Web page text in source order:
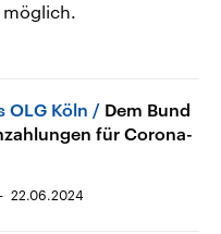
möglich.
OLG Köln
Dem Bund
für Corona-
22.06.2024